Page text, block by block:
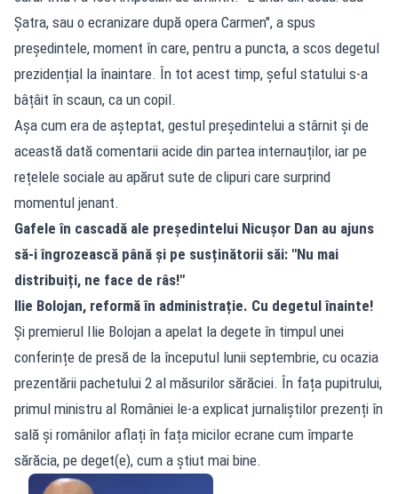
Șatra, sau o ecranizare după opera Carmen", a spus
președintele, moment în care, pentru a puncta, a scos degetul
prezidențial la înaintare. În tot acest timp, șeful statului s-a
bâțâit în scaun, ca un copil.
Așa cum era de așteptat, gestul președintelui a stârnit și de
această dată comentarii acide din partea internauților, iar pe
rețelele sociale au apărut sute de clipuri care surprind
momentul jenant.
Gafele în cascadă ale președintelui Nicușor Dan au ajuns
să-i îngrozească până și pe susținătorii săi: "Nu mai
distribuiți, ne face de râs!"
Ilie Bolojan, reformă în administrație. Cu degetul înainte!
Și premierul Ilie Bolojan a apelat la degete în timpul unei
conferințe de presă de la începutul lunii septembrie, cu ocazia
prezentării pachetului 2 al măsurilor sărăciei. În fața pupitrului,
primul ministru al României le-a explicat jurnaliștilor prezenți în
sală și românilor aflați în fața micilor ecrane cum împarte
sărăcia, pe deget(e), cum a știut mai bine.